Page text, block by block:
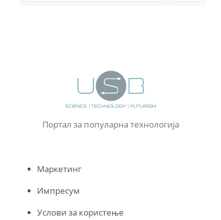
Портал за популарна технологија
Маркетинг
Импресум
Услови за користење